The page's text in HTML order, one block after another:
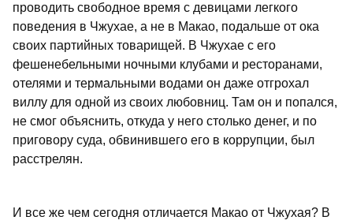
проводить свободное время с девицами легкого
поведения в Чжухае, а не в Макао, подальше от ока
своих партийных товарищей. В Чжухае с его
фешенебельными ночными клубами и ресторанами,
отелями и термальными водами он даже отгрохал
виллу для одной из своих любовниц. Там он и попался,
не смог объяснить, откуда у него столько денег, и по
приговору суда, обвинившего его в коррупции, был
расстрелян.
И все же чем сегодня отличается Макао от Чжухая? В